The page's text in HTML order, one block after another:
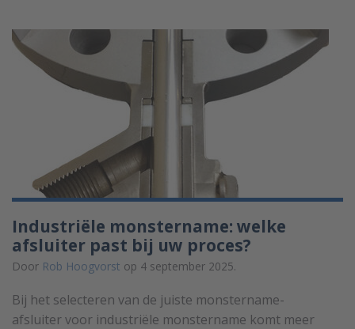
Industriële monstername: welke
afsluiter past bij uw proces?
Door Rob Hoogvorst op 4 september 2025.
Bij het selecteren van de juiste monstername-
afsluiter voor industriële monstername komt meer